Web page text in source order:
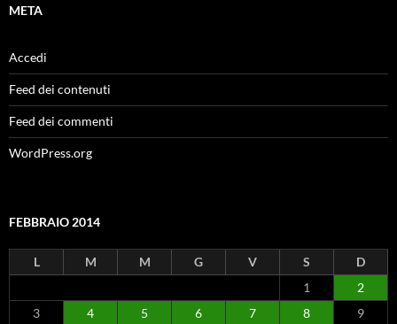
META
Accedi
Feed dei contenuti
Feed dei commenti
WordPress.org
FEBBRAIO 2014
L M M G V S
D
1
2
3
4 5 6 7 8 9